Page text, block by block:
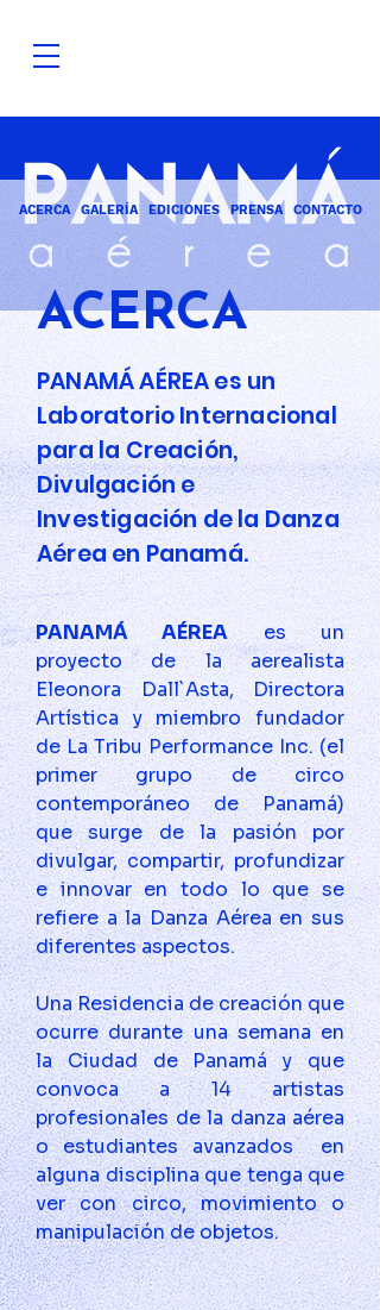
ACERCAGALERÍA EDICIONES PRENSA CONTACTO
ACERCA
PANAMÁ AÉREA es un
Laboratorio Internacional
para la Creación,
Divulgación e
Investigación de la Danza
Aérea en Panamá.
PANAMÁ AÉREA es un
proyecto de la aerealista
Eleonora Dall`Asta, Directora
Artística y miembro fundador
de La Tribu Performance Inc. (el
primer grupo de circo
contemporáneo de Panamá)
que surge de la pasión por
divulgar, compartir, profundizar
e innovar en todo lo que se
refiere a la Danza Aérea en sus
diferentes aspectos.
Una Residencia de creación que
ocurre durante una semana en
la Ciudad de Panamá y que
convoca a 14 artistas
profesionales de la danza aérea
o estudiantes avanzados  en
alguna disciplina que tenga que
ver con circo, movimiento o
manipulación de objetos.